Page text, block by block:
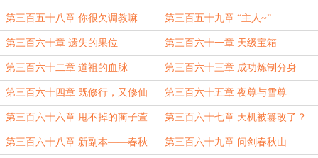
第三百五十八章 你很欠调教嘛 第三百五十九章 “主人~”
第三百六十章 遗失的果位 第三百六十一章 天级宝箱
第三百六十二章 道祖的血脉 第三百六十三章 成功炼制分身
第三百六十四章 既修行，又修仙 第三百六十五章 夜尊与雪尊
第三百六十六章 甩不掉的蔺子萱 第三百六十七章 天机被篡改了？
第三百六十八章 新副本——春秋 第三百六十九章 问剑春秋山